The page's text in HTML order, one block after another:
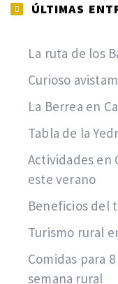
ÚLTIMAS
La ruta de los
Curioso
La Berrea en
Tabla de la
Actividades en
este verano
Beneficios del
Turismo rural
Comidas para
semana rural